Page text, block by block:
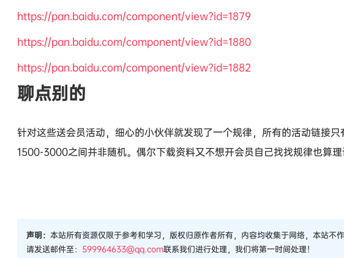
https://pan.baidu.com/component/view?id=1879
https://pan.baidu.com/component/view?id=1880
https://pan.baidu.com/component/view?id=1882
聊点别的
针对这些送会员活动，细心的小伙伴就发现了一个规律，所有的活动链接
1500-3000之间并非随机。偶尔下载资料又不想开会员自己找找规律也算理
声明： 本站所有资源仅限于参考和学习，版权归原作者所有，内容均收集于网络，本站不
请发送邮件至： 599964633@qq.com联系我们进行处理，我们将第一时间处理！